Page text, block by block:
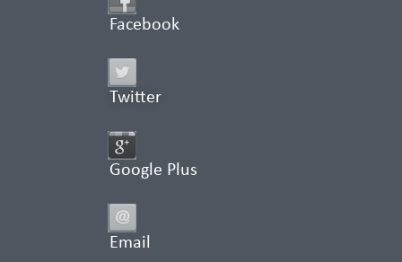
Facebook
Twitter
Google Plus
Email